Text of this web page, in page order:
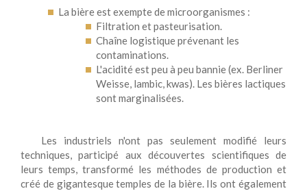
La bière est exempte de microorganismes :
Filtration et pasteurisation.
Chaîne logistique prévenant les
contaminations.
L'acidité est peu à peu bannie (ex. Berliner
Weisse, lambic, kwas). Les bières lactiques
sont marginalisées.
Les industriels n'ont pas seulement modifié leurs
techniques, participé aux découvertes scientifiques de
leurs temps, transformé les méthodes de production et
créé de gigantesque temples de la bière. Ils ont également